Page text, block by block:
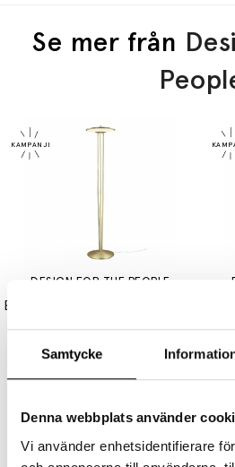
Samtycke
Denna webbplats använder
Vi använder enhetsidentifierare
Se mer från
DESIGN FOR THE PEOPLE
2999 kr 2399 kr